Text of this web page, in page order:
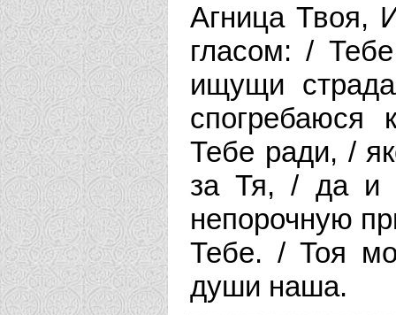
Агница Твоя,
гласом: /
ищущи
Тебе ради, /
за Тя, / да и
непорочную
Тебе. / Тоя
души наша.